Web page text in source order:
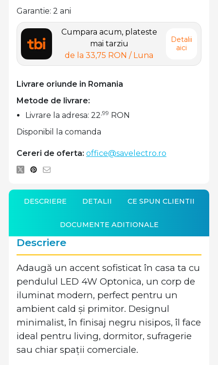
Cumpara acum, plateste
mai tarziu
de la 33,75 RON / Luna
Detalii
aici
Livrare oriunde in Romania
Metode de livrare:
Livrare la adresa: 22,99 RON
Disponibil la comanda
Garantie: 2 ani
Cereri de oferta: office@savelectro.ro
DESCRIERE DETALII CE SPUN CLIENTII
DOCUMENTE ADITIONALE
Descriere
Adaugă un accent sofisticat în casa ta cu
pendulul LED 4W Optonica, un corp de
iluminat modern, perfect pentru un
ambient cald și primitor. Designul
minimalist, în finisaj negru nisipos, îl face
ideal pentru living, dormitor, sufragerie
sau chiar spații comerciale.